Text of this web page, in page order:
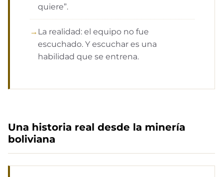
quiere”.
La realidad: el equipo no fue
escuchado. Y escuchar es una
habilidad que se entrena.
Una historia real desde la minería
boliviana